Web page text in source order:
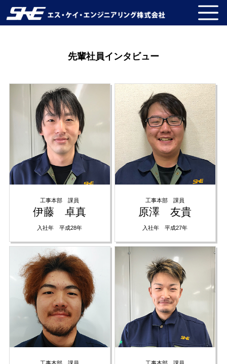
先輩社員インタビュー
工事本部 課員
伊藤 卓真
入社年 平成28年
工事本部 課員
原澤 友貴
入社年 平成27年